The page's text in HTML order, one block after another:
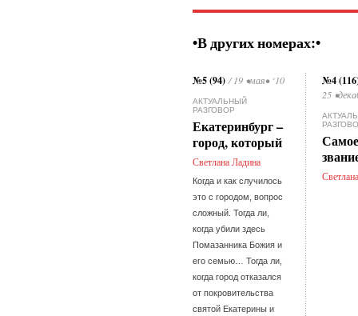
•В других номерах:•
№5 (94) / 19 •мая• ‘10
АКТУАЛЬНЫЙ
РАЗГОВОР
Екатеринбург –
город, который
Светлана Ладина
Когда и как случилось
это с городом, вопрос
сложный. Тогда ли,
когда убили здесь
Помазанника Божия и
его семью… Тогда ли,
когда город отказался
от покровительства
святой Екатерины и
№4
25